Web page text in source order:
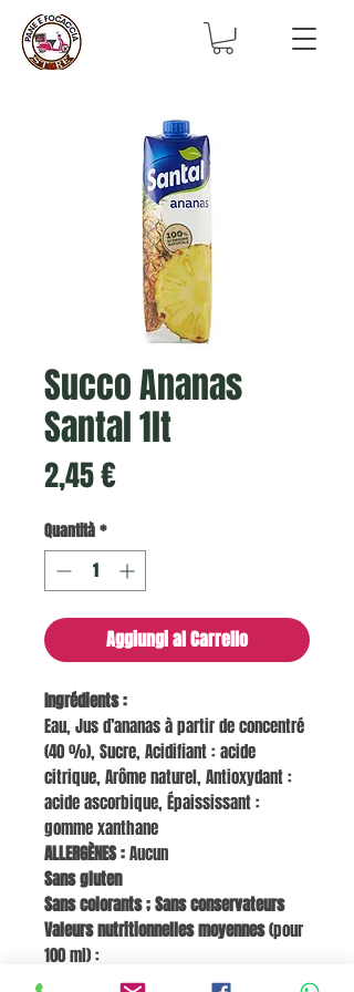
Succo Ananas
Santal 1lt
2,45 €Prezzo
Quantità*
Aggiungi al Carrello
Ingrédients :
Eau, Jus d’ananas à partir de concentré
(40 %), Sucre, Acidifiant : acide
citrique, Arôme naturel, Antioxydant :
acide ascorbique, Épaississant :
gomme xanthane
ALLERGÈNES :Aucun
Sans gluten
Sans colorants ; Sans conservateurs
Valeurs nutritionnelles moyennes(pour
100 ml) :
Énergie 194 kJ / 46 kcal | Lipides 0 g |